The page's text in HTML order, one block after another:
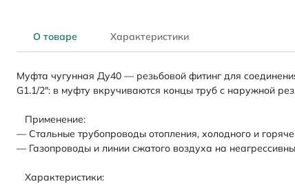
О товаре Характеристики
Муфта чугунная Ду40 — резьбовой фитинг для
G1.1/2": в муфту вкручиваются концы труб с наружной
Применение:
— Стальные трубопроводы отопления, холодного и
— Газопроводы и линии сжатого воздуха на
Характеристики: